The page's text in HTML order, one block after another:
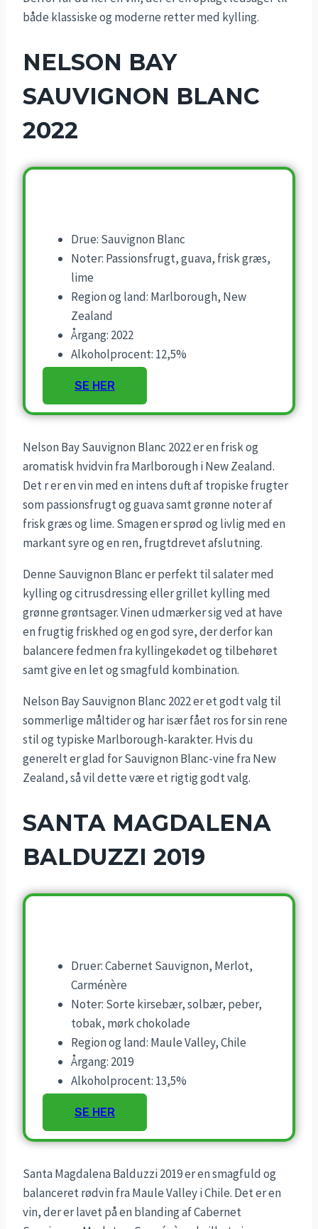
både klassiske og moderne retter med kylling.
NELSON BAY
SAUVIGNON BLANC
2022
Drue: Sauvignon Blanc
Noter: Passionsfrugt, guava, frisk græs,
lime
Region og land: Marlborough, New
Zealand
Årgang: 2022
Alkoholprocent: 12,5%
SE HER
Nelson Bay Sauvignon Blanc 2022 er en frisk og
aromatisk hvidvin fra Marlborough i New Zealand.
Det r er en vin med en intens duft af tropiske frugter
som passionsfrugt og guava samt grønne noter af
frisk græs og lime. Smagen er sprød og livlig med en
markant syre og en ren, frugtdrevet afslutning.
Denne Sauvignon Blanc er perfekt til salater med
kylling og citrusdressing eller grillet kylling med
grønne grøntsager. Vinen udmærker sig ved at have
en frugtig friskhed og en god syre, der derfor kan
balancere fedmen fra kyllingekødet og tilbehøret
samt give en let og smagfuld kombination.
Nelson Bay Sauvignon Blanc 2022 er et godt valg til
sommerlige måltider og har især fået ros for sin rene
stil og typiske Marlborough-karakter. Hvis du
generelt er glad for Sauvignon Blanc-vine fra New
Zealand, så vil dette være et rigtig godt valg.
SANTA MAGDALENA
BALDUZZI 2019
Druer: Cabernet Sauvignon, Merlot,
Carménère
Noter: Sorte kirsebær, solbær, peber,
tobak, mørk chokolade
Region og land: Maule Valley, Chile
Årgang: 2019
Alkoholprocent: 13,5%
SE HER
Santa Magdalena Balduzzi 2019 er en smagfuld og
balanceret rødvin fra Maule Valley i Chile. Det er en
vin, der er lavet på en blanding af Cabernet